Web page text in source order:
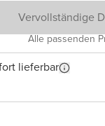
Vervollständige
Alle passenden
lieferbar